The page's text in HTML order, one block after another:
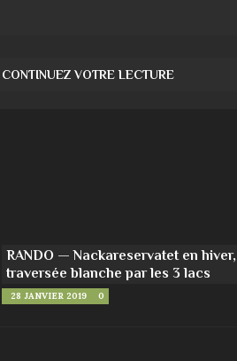
CONTINUEZ VOTRE LECTURE
RANDO — Nackareservatet en hiver,
traversée blanche par les 3 lacs
28 JANVIER 2019 0